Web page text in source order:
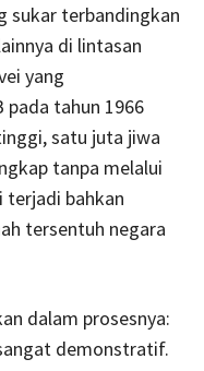
sukar terbandingkan
di lintasan
yang
pada tahun 1966
satu juta jiwa
tanpa melalui
terjadi bahkan
tersentuh negara
dalam prosesnya:
demonstratif.